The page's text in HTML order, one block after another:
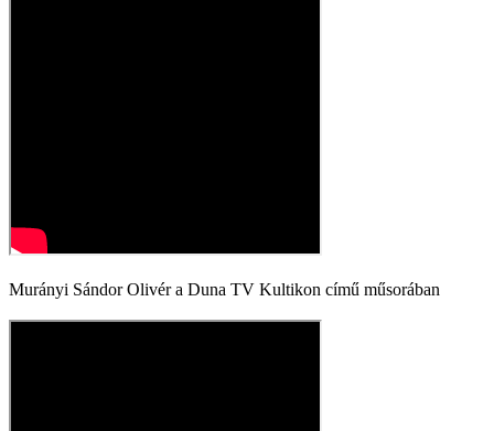
Murányi Sándor Olivér a Duna TV Kultikon című műsorában